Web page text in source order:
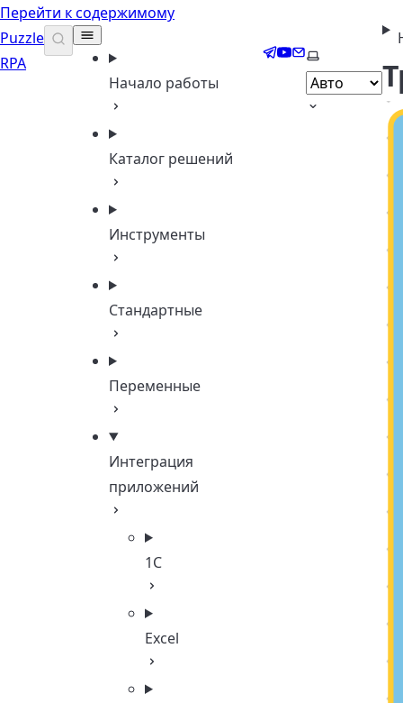
Перейти к содержимому
Puzzle
RPA
Начало работы
Каталог решений
Инструменты
Стандартные
Переменные
Интеграция
приложений
1С
Excel
Telegram
YouTube
EmailВыберите